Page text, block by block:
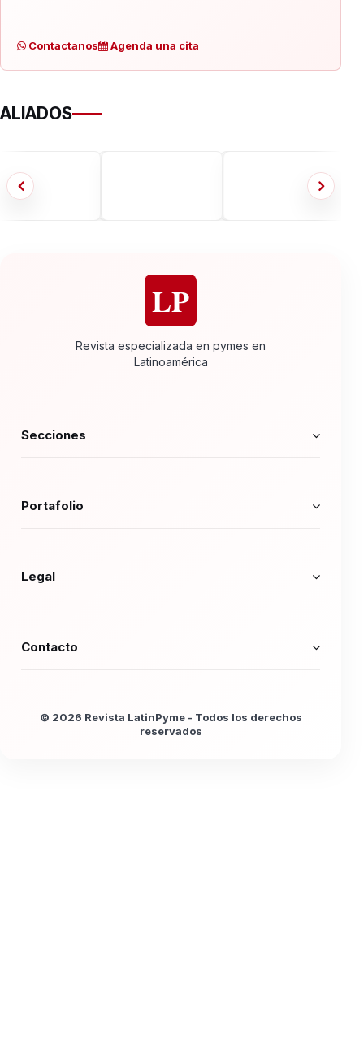
Contactanos Agenda una cita
ALIADOS
LP
Revista especializada en pymes en
Latinoamérica
Secciones
Portafolio
Legal
Contacto
© 2026 Revista LatinPyme - Todos los derechos
reservados